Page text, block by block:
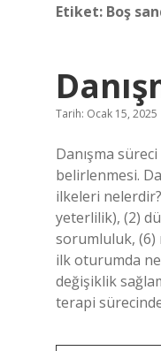
Etiket: Boş
Tarih: Ocak 15, 2025
Danışma
belirlenmesi.
ilkeleri
yeterlilik), (2)
sorumluluk, (6)
ilk oturumda
değişiklik
terapi